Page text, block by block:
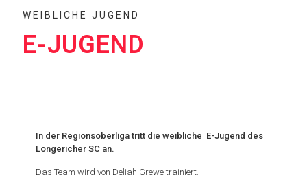
WEIBLICHE JUGEND
E-JUGEND
In der Regionsoberliga tritt die weibliche E-Jugend des
Longericher SC an.
Das Team wird von Deliah Grewe trainiert.